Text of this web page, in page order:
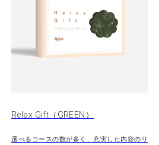
Relax Gift（GREEN）
選べるコースの数が多く、充実した内容のリ